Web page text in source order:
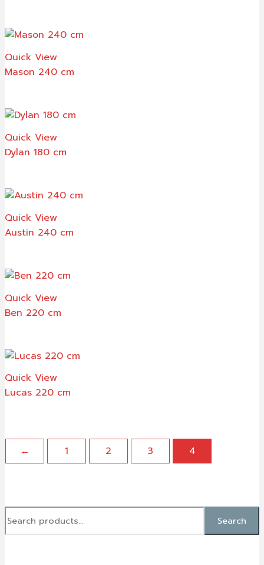
Search
Quick View
Mason 240 cm
Quick View
Dylan 180 cm
Quick View
Austin 240 cm
Quick View
Ben 220 cm
Quick View
Lucas 220 cm
← 1 2 3 4